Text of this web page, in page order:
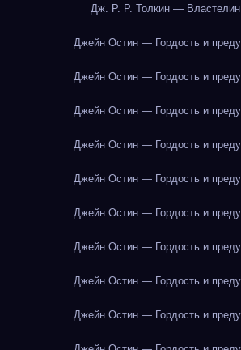
Дж. Р. Р. Толкин — Властелин
Джейн Остин — Гордость и
Джейн Остин — Гордость и
Джейн Остин — Гордость и
Джейн Остин — Гордость и
Джейн Остин — Гордость и
Джейн Остин — Гордость и
Джейн Остин — Гордость и
Джейн Остин — Гордость и
Джейн Остин — Гордость и